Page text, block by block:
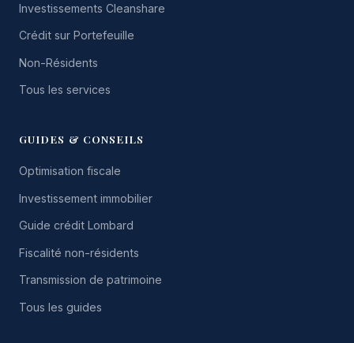
Investissements Cleanshare
Crédit sur Portefeuille
Non-Résidents
Tous les services
GUIDES & CONSEILS
Optimisation fiscale
Investissement immobilier
Guide crédit Lombard
Fiscalité non-résidents
Transmission de patrimoine
Tous les guides